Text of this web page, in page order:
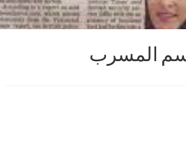
المسرب